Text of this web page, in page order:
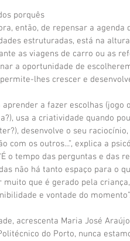
porquês
então, de repensar a
estruturadas, está na
as viagens de carro ou as
a oportunidade de
lhes crescer e
aprender a fazer escolhas
usa a criatividade quando
desenvolve o seu
com os outros...”, explica a
o tempo das perguntas e das
não há tanto espaço para o
muito que é gerado pela
e vontade do
acrescenta Maria José
do Porto, nunca